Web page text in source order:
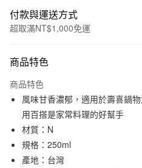
付款與運送方式
超取滿NT$1,000免運
信用卡一次付款
信用卡分期付款
3 期 0 利率 每期NT$56
合作金庫商業銀行
華南商業銀行
上海商業儲蓄銀行
超商取貨付款
LINE Pay
商品特色
商品特色
風味甘香濃郁，適用於壽喜鍋
用百搭是家常料理的好幫手
材質：N
規格：250ml
產地：台灣